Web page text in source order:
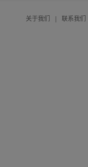
关于我们 | 联系我们